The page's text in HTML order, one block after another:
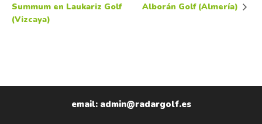
Summum en Laukariz Golf
(Vizcaya)
Alborán Golf (Almería)
email: admin@radargolf.es